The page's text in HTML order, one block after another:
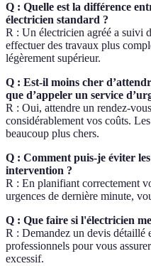
Q : Quelle est la différence
électricien standard ?
R : Un électricien agréé a suivi
effectuer des travaux plus
légèrement supérieur.
Q : Est-il moins cher
que d’appeler un service
R : Oui, attendre un rendez-
considérablement vos coûts.
beaucoup plus chers.
Q : Comment puis-je éviter
intervention ?
R : En planifiant correctement
urgences de dernière minute,
Q : Que faire si l'électricien
R : Demandez un devis détaillé
professionnels pour vous
excessif.